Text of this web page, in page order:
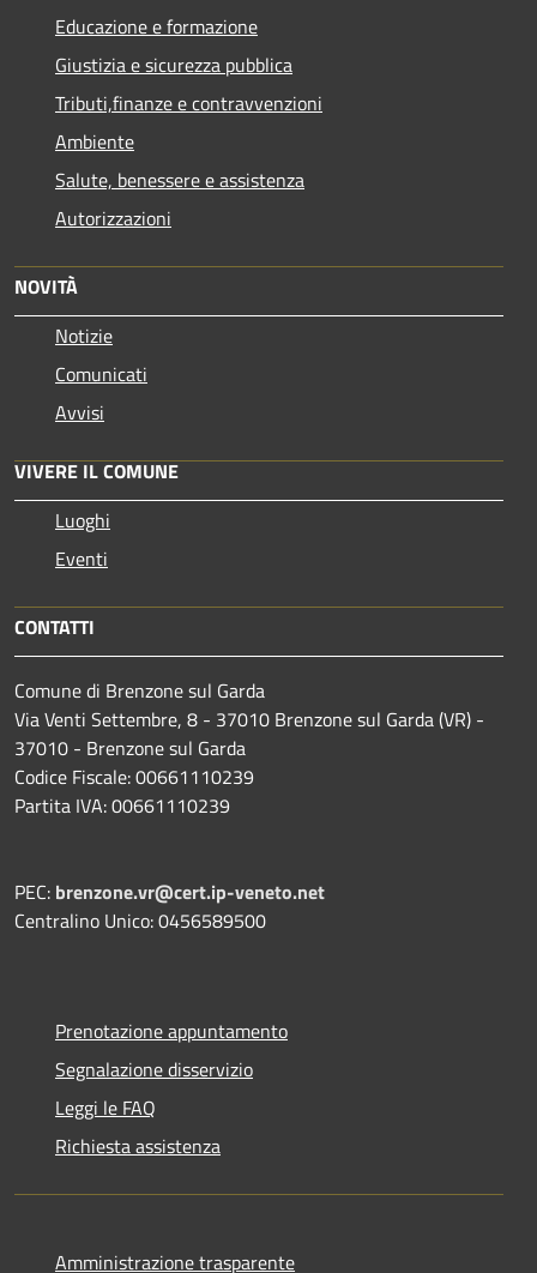
Educazione e formazione
Giustizia e sicurezza pubblica
Tributi,finanze e contravvenzioni
Ambiente
Salute, benessere e assistenza
Autorizzazioni
NOVITÀ
Notizie
Comunicati
Avvisi
VIVERE IL COMUNE
Luoghi
Eventi
CONTATTI
Comune di Brenzone sul Garda
Via Venti Settembre, 8 - 37010 Brenzone sul Garda (VR) -
37010 - Brenzone sul Garda
Codice Fiscale: 00661110239
Partita IVA: 00661110239
PEC: brenzone.vr@cert.ip-veneto.net
Centralino Unico: 0456589500
Prenotazione appuntamento
Segnalazione disservizio
Leggi le FAQ
Richiesta assistenza
Amministrazione trasparente